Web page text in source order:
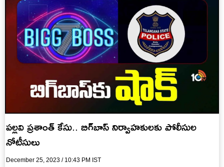
పల్లవి ప్రశాంత్ కేసు.. బిగ్‌బాస్ నిర్వాహకులకు పోలీసుల
నోటీసులు
December 25, 2023 / 10:43 PM IST